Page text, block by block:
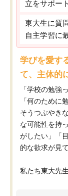
立をサポート
東大生に質
自主学習に
学びを愛す
て、主体的
「学校の勉強
「何のために
そうつぶやき
な可能性を持
がしたい」「
的な欲求が見
私たち東大先